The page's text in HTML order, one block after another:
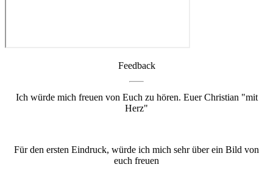
Feedback
Ich würde mich freuen von Euch zu hören. Euer Christian "mit
Herz"
Für den ersten Eindruck, würde ich mich sehr über ein Bild von
euch freuen